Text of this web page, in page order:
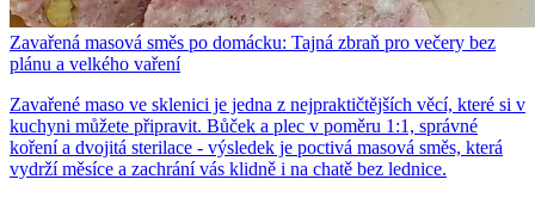
Zavařená masová směs po domácku: Tajná zbraň pro večery bez
plánu a velkého vaření
Zavařené maso ve sklenici je jedna z nejpraktičtějších věcí, které si v
kuchyni můžete připravit. Bůček a plec v poměru 1:1, správné
koření a dvojitá sterilace - výsledek je poctivá masová směs, která
vydrží měsíce a zachrání vás klidně i na chatě bez lednice.